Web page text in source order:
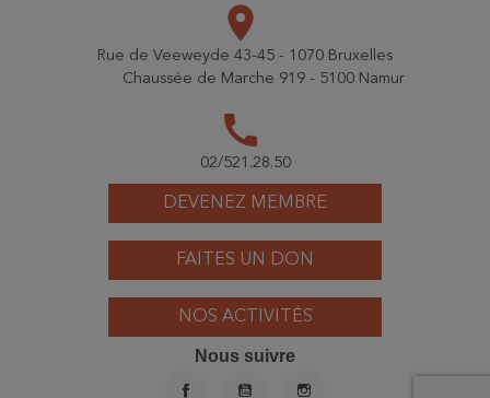
DEVENEZ MEMBRE
FAITES UN DON
NOS ACTIVITÉS
place
Rue de Veeweyde 43-45 - 1070 Bruxelles
Chaussée de Marche 919 - 5100 Namur
call
02/521.28.50
Nous suivre